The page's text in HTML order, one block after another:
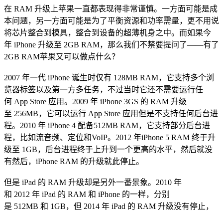
在 RAM 升级上苹果一直都表现得非常谨慎。一方面可能是成
本问题，另一方面可能是为了平衡资源和功率需量，更不用说
将芯片整合到模具，整合到设备的超薄机身之中。而如果今
年 iPhone 升级至 2GB RAM，那么我们不禁要提问了——有了
2GB RAM苹果又可以做点什么？
2007 年一代 iPhone 诞生时仅有 128MB RAM，它支持多个浏
览器标签以及第一方多任务，不过当时它还不需要运行任
何 App Store 应用。2009 年 iPhone 3GS 的 RAM 升级
至 256MB，它可以运行 App Store 应用但是不支持任何后台进
程。2010 年 iPhone 4 配备512MB RAM，它支持部分后台进
程，比如流音频、定位和VoIP。2012 年iPhone 5 RAM 终于升
级至 1GB，后台进程终于上升到一个更高的水平，然后就没
有然后，iPhone RAM 的升级就此停止。
但是 iPad 的 RAM 升级却是另外一番景象。2010 年
和 2012 年 iPad 的 RAM 和 iPhone 的一样，分别
是 512MB 和 1GB，但 2014 年 iPad 的 RAM 升级没有停止，